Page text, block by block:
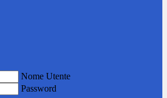
Nome Utente
Password